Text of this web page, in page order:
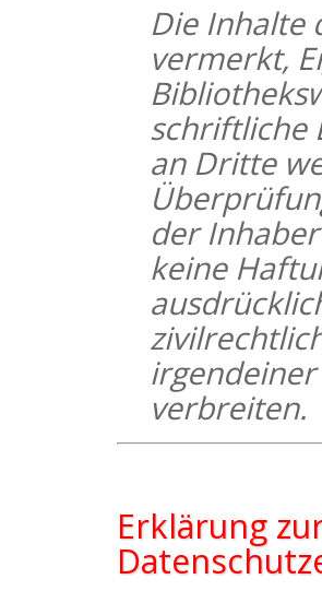
Die Inhalte
vermerkt,
schriftliche
an Dritte
der
keine
verbreiten.
Erklärung